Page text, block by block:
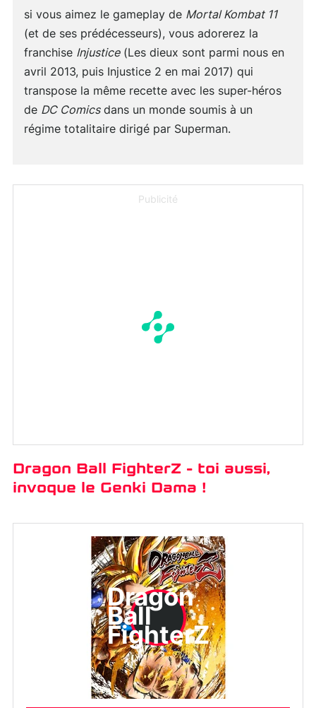
si vous aimez le gameplay de Mortal Kombat 11
(et de ses prédécesseurs), vous adorerez la
franchise Injustice(Les dieux sont parmi nous en
avril 2013, puis Injustice 2 en mai 2017) qui
transpose la même recette avec les super-héros
de DC Comicsdans un monde soumis à un
régime totalitaire dirigé par Superman.
Publicité
Dragon Ball FighterZ - toi aussi,
invoque le Genki Dama !
Dragon
Ball
FighterZ